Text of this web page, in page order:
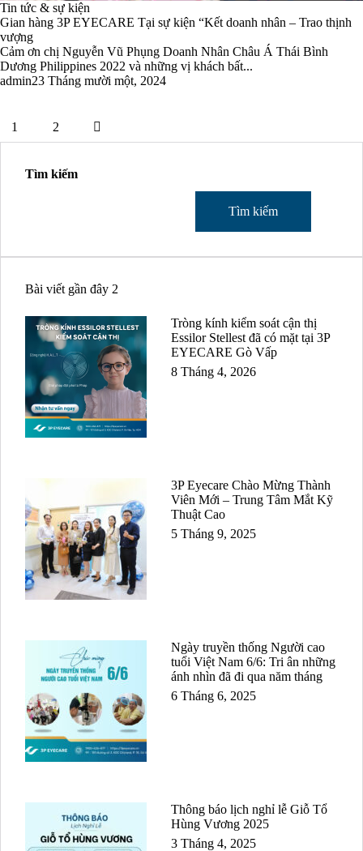
Tin tức & sự kiện
Gian hàng 3P EYECARE Tại sự kiện “Kết doanh nhân – Trao thịnh
vượng
Cảm ơn chị Nguyễn Vũ Phụng Doanh Nhân Châu Á Thái Bình
Dương Philippines 2022 và những vị khách bất...
admin23 Tháng mười một, 2024
1 2
Tìm kiếm
Tìm kiếm
Bài viết gần đây 2
Tròng kính kiểm soát cận thị
Essilor Stellest đã có mặt tại 3P
EYECARE Gò Vấp
8 Tháng 4, 2026
3P Eyecare Chào Mừng Thành
Viên Mới – Trung Tâm Mắt Kỹ
Thuật Cao
5 Tháng 9, 2025
Ngày truyền thống Người cao
tuổi Việt Nam 6/6: Tri ân những
ánh nhìn đã đi qua năm tháng
6 Tháng 6, 2025
Thông báo lịch nghỉ lễ Giỗ Tổ
Hùng Vương 2025
3 Tháng 4, 2025